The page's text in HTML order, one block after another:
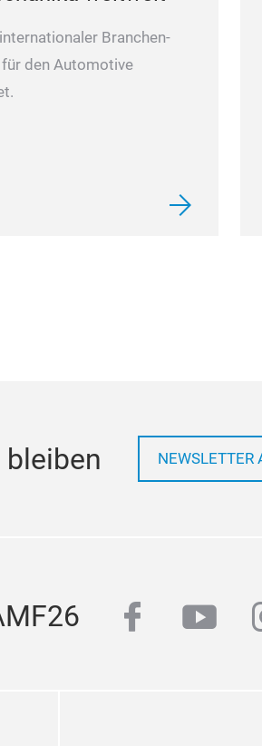
Branchen-
den Automotive
NEWSLETTER
facebook